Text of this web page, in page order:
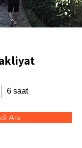
6 saat
Ara